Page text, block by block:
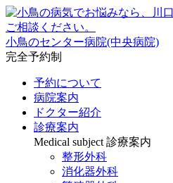
小鳥のセンター病院(中央病院)
完全予約制
予約について
病院案内
ドクター紹介
診療案内
Medical subject 診療案内
整形外科
消化器外科